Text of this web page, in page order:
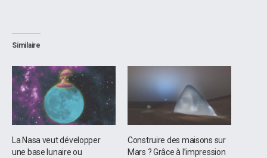
Similaire
La Nasa veut développer
une base lunaire ou
Construire des maisons sur
Mars ? Grâce à l’impression